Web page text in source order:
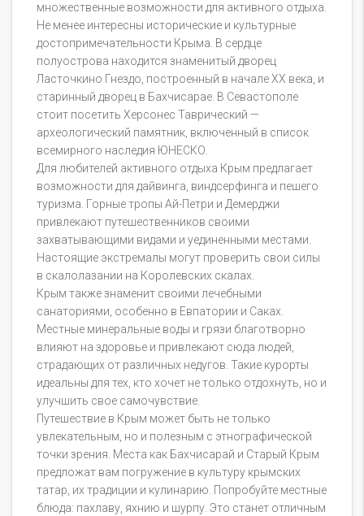
множественные возможности для активного отдыха.
Не менее интересны исторические и культурные
достопримечательности Крыма. В сердце
полуострова находится знаменитый дворец
Ласточкино Гнездо, построенный в начале XX века, и
старинный дворец в Бахчисарае. В Севастополе
стоит посетить Херсонес Таврический —
археологический памятник, включенный в список
всемирного наследия ЮНЕСКО.
Для любителей активного отдыха Крым предлагает
возможности для дайвинга, виндсерфинга и пешего
туризма. Горные тропы Ай-Петри и Демерджи
привлекают путешественников своими
захватывающими видами и уединенными местами.
Настоящие экстремалы могут проверить свои силы
в скалолазании на Королевских скалах.
Крым также знаменит своими лечебными
санаториями, особенно в Евпатории и Саках.
Местные минеральные воды и грязи благотворно
влияют на здоровье и привлекают сюда людей,
страдающих от различных недугов. Такие курорты
идеальны для тех, кто хочет не только отдохнуть, но и
улучшить свое самочувствие.
Путешествие в Крым может быть не только
увлекательным, но и полезным с этнографической
точки зрения. Места как Бахчисарай и Старый Крым
предложат вам погружение в культуру крымских
татар, их традиции и кулинарию. Попробуйте местные
блюда: пахлаву, яхнию и шурпу. Это станет отличным